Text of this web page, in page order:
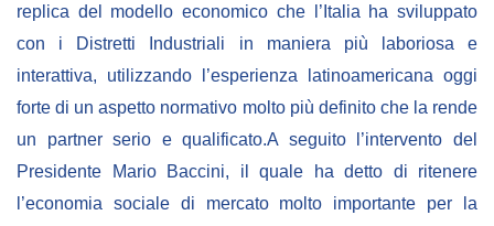
MEDIA
Foto
Video
Audio
replica del modello economico che l’Italia ha sviluppato
con i Distretti Industriali in maniera più laboriosa e
interattiva, utilizzando l’esperienza latinoamericana oggi
forte di un aspetto normativo molto più definito che la rende
un partner serio e qualificato.A seguito l’intervento del
Presidente Mario Baccini, il quale ha detto di ritenere
l’economia sociale di mercato molto importante per la